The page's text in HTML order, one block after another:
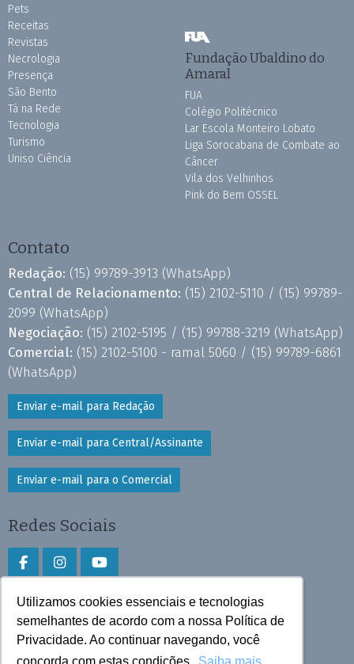
Utilizamos cookies essenciais e tecnologias
semelhantes de acordo com a nossa Política de
Privacidade. Ao continuar navegando, você
Pets
Receitas
Revistas
Necrologia
Presença
São Bento
Tá na Rede
Tecnologia
Turismo
Uniso Ciência
Fundação Ubaldino do
Amaral
FUA
Colégio Politécnico
Lar Escola Monteiro Lobato
Liga Sorocabana de Combate ao
Câncer
Vila dos Velhinhos
Pink do Bem OSSEL
Contato
Redação: (15) 99789-3913 (WhatsApp)
Central de Relacionamento: (15) 2102-5110 / (15) 99789-
2099 (WhatsApp)
Negociação: (15) 2102-5195 / (15) 99788-3219 (WhatsApp)
Comercial: (15) 2102-5100 - ramal 5060 / (15) 99789-6861
(WhatsApp)
Enviar e-mail para Redação
Enviar e-mail para Central/Assinante
Enviar e-mail para o Comercial
Redes Sociais
Faça download do aplicativo
Play Store e App Store